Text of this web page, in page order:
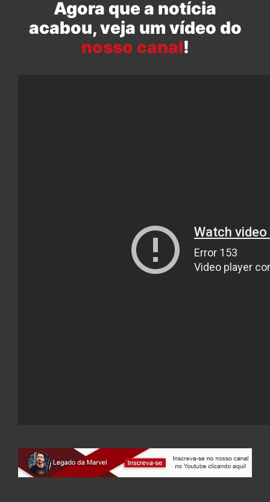
Agora que a notícia
acabou, veja um vídeo do
nosso canal!